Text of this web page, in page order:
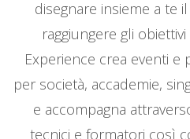
disegnare insieme a te
raggiungere gli
Experience crea eventi e
per società, accademie,
e accompagna
tecnici e formatori così